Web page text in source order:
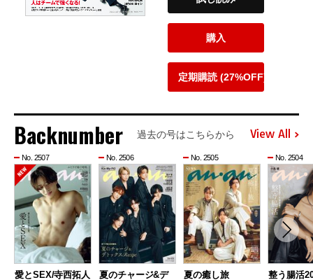
購入
定期購読 (27%OFF)
Backnumber 過去の号はこちらから View All
No. 2507
愛とSEX/寺西拓人
No. 2506
夏のチャージ&デ
No. 2505
夏の癒し旅
No. 2504
整う腸活